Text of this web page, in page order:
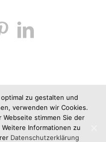
zu gestalten und
verwenden wir Cookies.
stimmen Sie der
Informationen zu
Datenschutzerklärung